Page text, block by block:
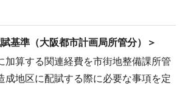
基準（大阪都市計画局所管分）＞
加算する関連経費を市街地整備課所管
成地区に配賦する際に必要な事項を定